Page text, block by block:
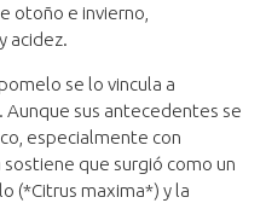
otoño e invierno,
acidez.
se lo vincula a
sus antecedentes se
especialmente con
que surgió como un
(*Citrus maxima*) y la